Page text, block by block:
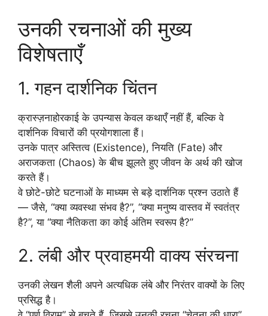
उनकी रचनाओं की मुख्य
विशेषताएँ
1. गहन दार्शनिक चिंतन
क्रास्ज़नाहोरकाई के उपन्यास केवल कथाएँ नहीं हैं, बल्कि वे
दार्शनिक विचारों की प्रयोगशाला हैं।
उनके पात्र अस्तित्व (Existence), नियति (Fate) और
अराजकता (Chaos) के बीच झूलते हुए जीवन के अर्थ की खोज
करते हैं।
वे छोटे-छोटे घटनाओं के माध्यम से बड़े दार्शनिक प्रश्न उठाते हैं
— जैसे, “क्या व्यवस्था संभव है?”, “क्या मनुष्य वास्तव में स्वतंत्र
है?”, या “क्या नैतिकता का कोई अंतिम स्वरूप है?”
2. लंबी और प्रवाहमयी वाक्य संरचना
उनकी लेखन शैली अपने अत्यधिक लंबे और निरंतर वाक्यों के लिए
प्रसिद्ध है।